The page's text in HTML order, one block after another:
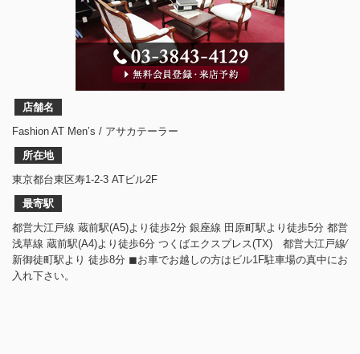
店舗名
Fashion AT Men’s / アサカテーラー
所在地
東京都台東区寿1-2-3 ATビル2F
最寄駅
都営大江戸線 蔵前駅(A5)より徒歩2分 銀座線 田原町駅より徒歩5分 都営
浅草線 蔵前駅(A4)より徒歩6分 つくばエクスプレス(TX) 都営大江戸線⁄
新御徒町駅より 徒歩8分 ◼︎お車でお越しの方はビル1F駐車場の真中にお
入れ下さい。